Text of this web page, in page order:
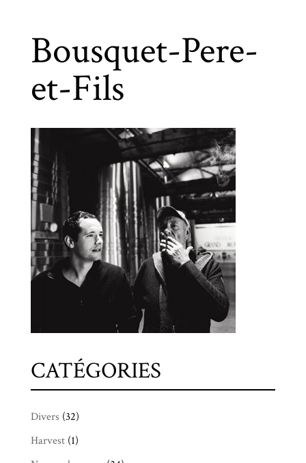
Bousquet-Pere-
et-Fils
CATÉGORIES
Divers (32)
Harvest(1)